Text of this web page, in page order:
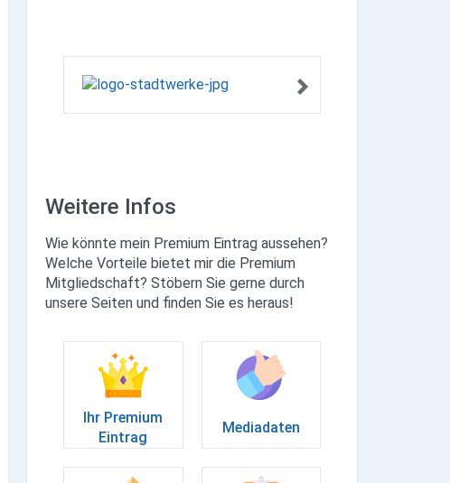
Weitere Infos
Wie könnte mein Premium Eintrag aussehen?
Welche Vorteile bietet mir die Premium
Mitgliedschaft? Stöbern Sie gerne durch
unsere Seiten und finden Sie es heraus!
Ihr Premium
Eintrag
Mediadaten